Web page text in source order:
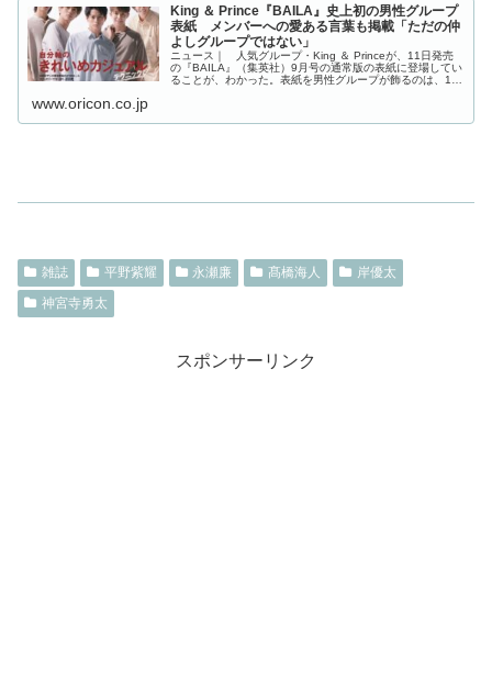
King ＆ Prince『BAILA』史上初の男性グループ
表紙 メンバーへの愛ある言葉も掲載「ただの仲
よしグループではない」
ニュース｜ 人気グループ・King ＆ Princeが、11日発売
の『BAILA』（集英社）9月号の通常版の表紙に登場してい
ることが、わかった。表紙を男性グループが飾るのは、19
www.oricon.co.jp
雑誌 平野紫耀 永瀬廉 髙橋海人
岸優太
神宮寺勇太
スポンサーリンク